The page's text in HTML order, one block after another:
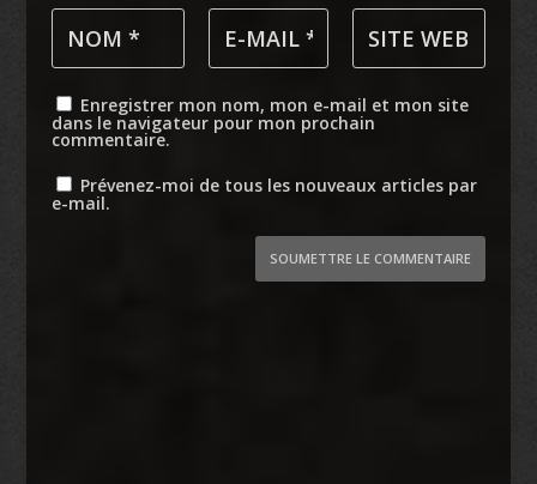
Enregistrer mon nom, mon e-mail et mon site
dans le navigateur pour mon prochain
commentaire.
Prévenez-moi de tous les nouveaux articles par
e-mail.
SOUMETTRE LE COMMENTAIRE